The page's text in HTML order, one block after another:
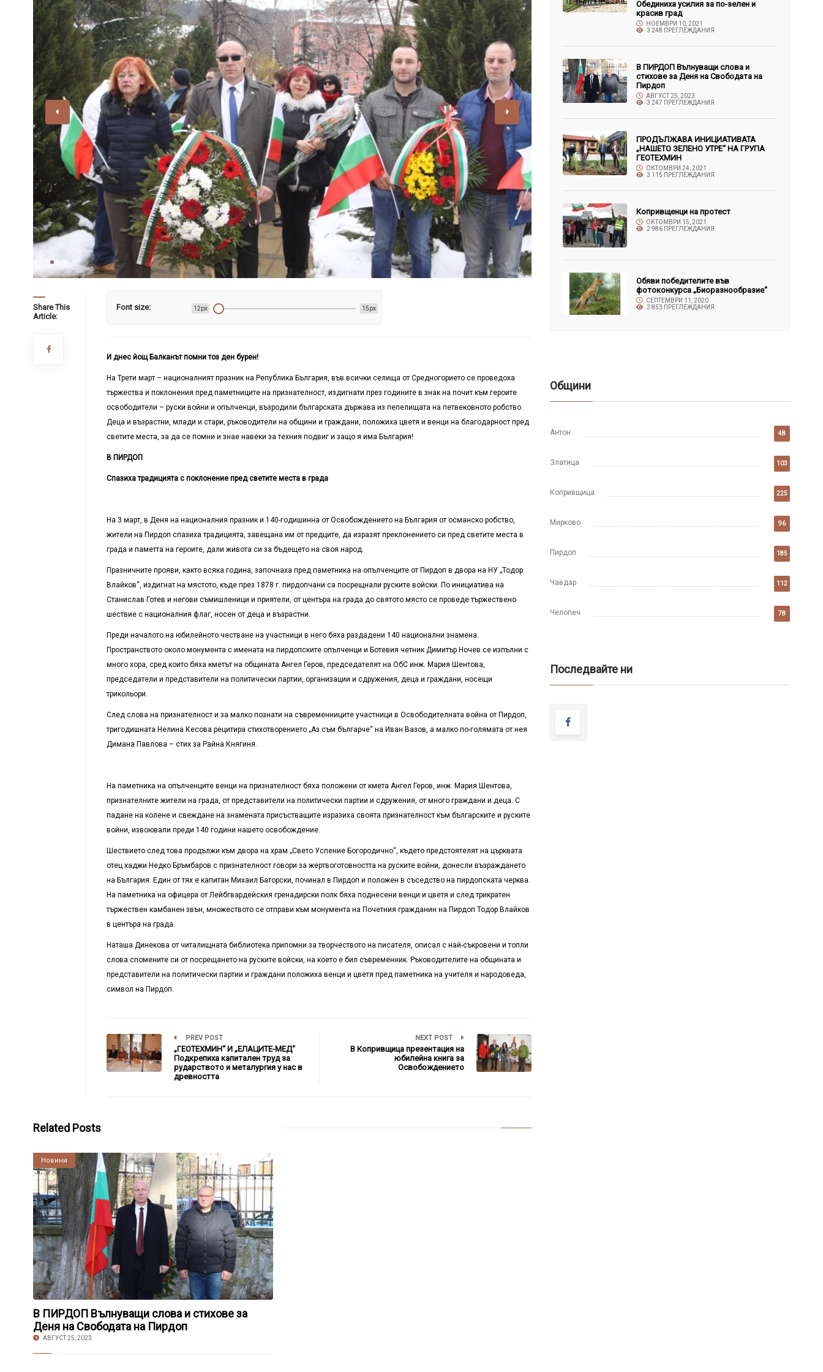
Share This
Article:
Font size: 12px 15px
И днес йощ Балканът помни тоз ден бурен!
На Трети март – националният празник на Република България, във всички селища от Средногорието се проведоха
тържества и поклонения пред паметниците на признателност, издигнати през годините в знак на почит към героите
освободители – руски войни и опълченци, възродили българската държава из пепелищата на петвековното робство.
Деца и възрастни, млади и стари, ръководители на общини и граждани, положиха цветя и венци на благодарност пред
светите места, за да се помни и знае навеки за техния подвиг и защо я има България!
В ПИРДОП
Спазиха традицията с поклонение пред светите места в града
На 3 март, в Деня на националния празник и 140-годишинна от Освобождението на България от османско робство,
жители на Пирдоп спазиха традицията, завещана им от предците, да изразят преклонението си пред светите места в
града и паметта на героите, дали живота си за бъдещето на своя народ.
Празничните прояви, както всяка година, започнаха пред паметника на опълченците от Пирдоп в двора на НУ „Тодор
Влайков“, издигнат на мястото, къде през 1878 г. пирдопчани са посрещнали руските войски. По инициатива на
Станислав Готев и негови съмишленици и приятели, от центъра на града до святото място се проведе тържествено
шествие с националния флаг, носен от деца и възрастни.
Преди началото на юбилейното честване на участници в него бяха раздадени 140 национални знамена.
Пространството около монумента с имената на пирдопските опълченци и Ботевия четник Димитър Ночев се изпълни с
много хора, сред които бяха кметът на общината Ангел Геров, председателят на ОбС инж. Мария Шентова,
председатели и представители на политически партии, организации и сдружения, деца и граждани, носещи
трикольори.
След слова на признателност и за малко познати на съвременниците участници в Освободителната война от Пирдоп,
тригодишната Нелина Кесова рецитира стихотворението „Аз съм българче“ на Иван Вазов, а малко по-голямата от нея
Димана Павлова – стих за Райна Княгиня.
На паметника на опълченците венци на признателност бяха положени от кмета Ангел Геров, инж. Мария Шентова,
признателните жители на града, от представители на политически партии и сдружения, от много граждани и деца. С
падане на колене и свеждане на знамената присъстващите изразиха своята признателност към българските и руските
войни, извоювали преди 140 години нашето освобождение.
Шествието след това продължи към двора на храм „Свето Успение Богородично“, където предстоятелят на църквата
отец хаджи Недко Бръмбаров с признателност говори за жертвоготовността на руските войни, донесли възраждането
на България. Един от тях е капитан Михаил Баторски, починал в Пирдоп и положен в съседство на пирдопската черква.
На паметника на офицера от Лейбгвардейския гренадирски полк бяха поднесени венци и цветя и след трикратен
тържествен камбанен звън, множеството се отправи към монумента на Почетния гражданин на Пирдоп Тодор Влайков
в центъра на града.
Наташа Динекова от читалищната библиотека припомни за творчеството на писателя, описал с най-съкровени и топли
слова спомените си от посрещането на руските войски, на което е бил съвременник. Ръководителите на общината и
представители на политически партии и граждани положиха венци и цветя пред паметника на учителя и народоведа,
символ на Пирдоп.
PREV POST
„ГЕОТЕХМИН“ И „ЕЛАЦИТЕ-МЕД“
Подкрепиха капитален труд за
рударството и металургия у нас в
древността
NEXT POST
В Копривщица презентация на
юбилейна книга за
Освобождението
Related Posts
Култура
Новини
В ПИРДОП Вълнуващи слова и стихове за
Деня на Свободата на Пирдоп
АВГУСТ 25, 2023
Обединиха усилия за по-зелен и
красив град
НОЕМВРИ 10, 2021
3 248 ПРЕГЛЕЖДАНИЯ
В ПИРДОП Вълнуващи слова и
стихове за Деня на Свободата на
Пирдоп
АВГУСТ 25, 2023
3 247 ПРЕГЛЕЖДАНИЯ
ПРОДЪЛЖАВА ИНИЦИАТИВАТА
„НАШЕТО ЗЕЛЕНО УТРЕ“ НА ГРУПА
ГЕОТЕХМИН
ОКТОМВРИ 24, 2021
3 115 ПРЕГЛЕЖДАНИЯ
Копривщенци на протест
ОКТОМВРИ 15, 2021
2 986 ПРЕГЛЕЖДАНИЯ
Обяви победителите във
фотоконкурса „Биоразнообразие“
СЕПТЕМВРИ 11, 2020
2 853 ПРЕГЛЕЖДАНИЯ
Общини
Антон 48
Златица 103
Копривщица 225
Мирково 96
Пирдоп 185
Чавдар 112
Челопеч 78
Последвайте ни